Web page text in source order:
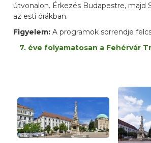
útvonalon. Érkezés Budapestre, majd
az esti órákban.
Figyelem:A programok sorrendje
7. éve folyamatosan a Fehérvár